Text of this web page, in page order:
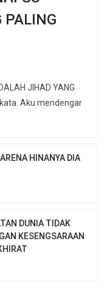
PALING
JIHAD YANG
Aku mendengar
HINANYA DIA
DUNIA TIDAK
KESENGSARAAN